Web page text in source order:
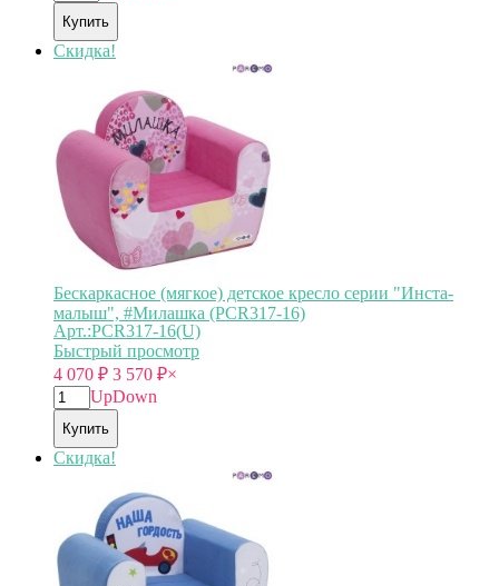
Купить
Скидка!
Бескаркасное (мягкое) детское кресло серии "Инста-
малыш", #Милашка (PCR317-16)
Арт.:PCR317-16(U)
Быстрый просмотр
4 070 ₽ 3 570 ₽×
UpDown
Купить
Скидка!